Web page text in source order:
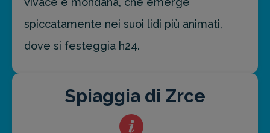
spiccatamente nei suoi lidi più animati,
dove si festeggia h24.
Spiaggia di Zrce